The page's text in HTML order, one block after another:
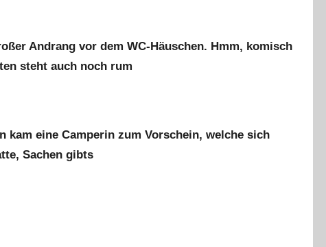
Andrang vor dem WC-Häuschen. Hmm, komisch
steht auch noch rum
kam eine Camperin zum Vorschein, welche sich
Sachen gibts